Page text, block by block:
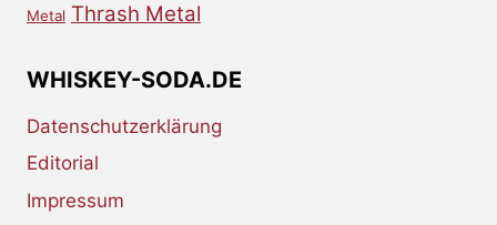
Metal Thrash Metal
WHISKEY-SODA.DE
Datenschutzerklärung
Editorial
Impressum